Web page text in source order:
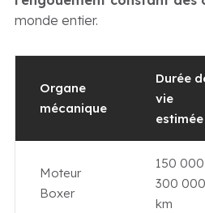
monde entier.
Organe
mécanique
Durée
vie
estimée
Moteur
Boxer
150
300 000
km